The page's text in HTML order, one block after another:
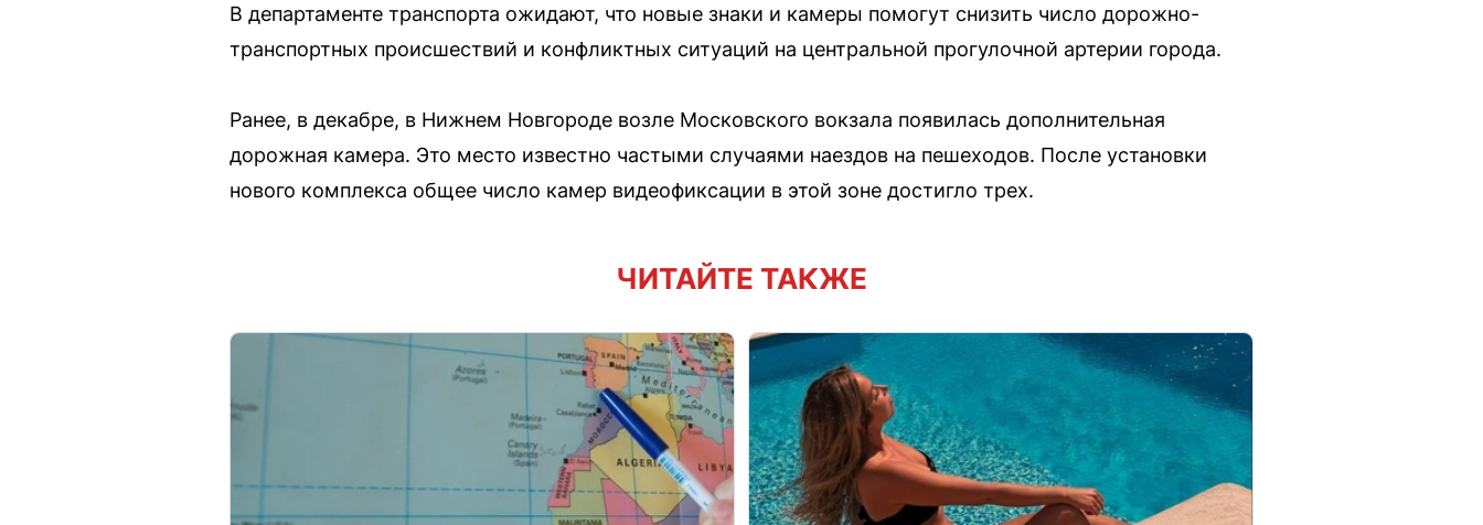
В департаменте транспорта ожидают, что новые знаки и камеры помогут снизить число дорожно-
транспортных происшествий и конфликтных ситуаций на центральной прогулочной артерии города.
Ранее, в декабре, в Нижнем Новгороде возле Московского вокзала появилась дополнительная
дорожная камера. Это место известно частыми случаями наездов на пешеходов. После установки
нового комплекса общее число камер видеофиксации в этой зоне достигло трех.
ЧИТАЙТЕ ТАКЖЕ